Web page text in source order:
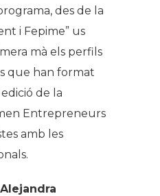
des de la
i Fepime” us
mà els perfils
que han format
de la
Entrepreneurs
amb les
Alejandra